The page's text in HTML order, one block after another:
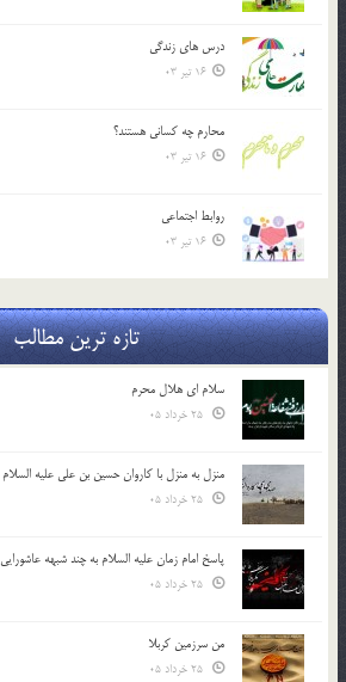
درس هاي زندگي
16 تیر 03
محارم چه کساني هستند؟
16 تیر 03
روابط اجتماعي
16 تیر 03
تازه ترین مطالب
سلام ای هلال محرم
منزل به منزل با کاروان حسین بن علی علیه السلام
پاسخ امام زمان علیه السلام به چند شبهه عاشورایی
من سرزمین کربلا